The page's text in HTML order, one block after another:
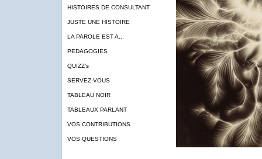
HISTOIRES DE CONSULTANT
JUSTE UNE HISTOIRE
LA PAROLE EST A...
PEDAGOGIES
QUIZZ's
SERVEZ-VOUS
TABLEAU NOIR
TABLEAUX PARLANT
VOS CONTRIBUTIONS
VOS QUESTIONS